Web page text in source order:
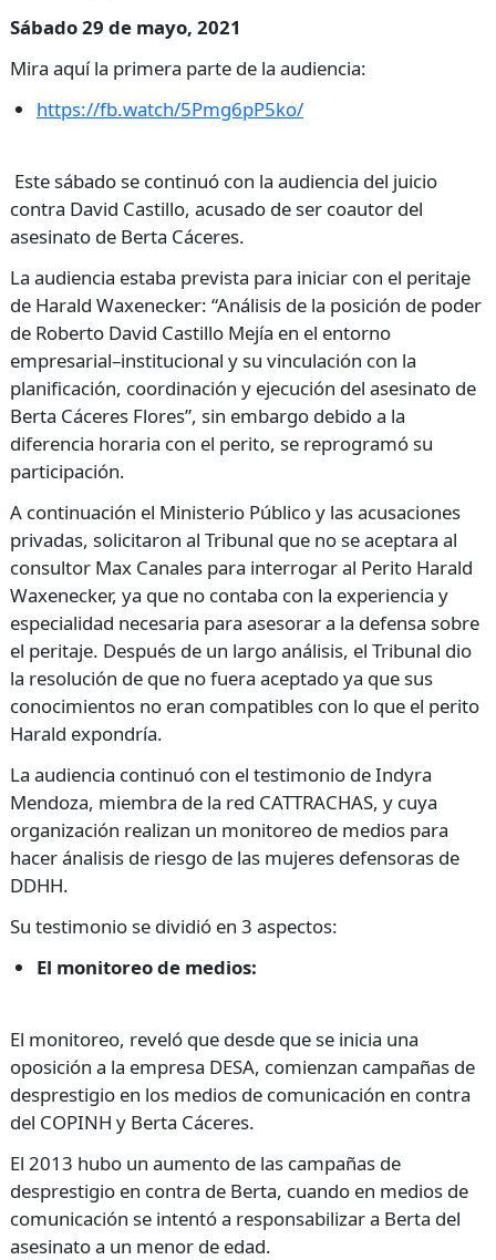
Sábado 29 de mayo, 2021
Mira aquí la primera parte de la audiencia:
https://fb.watch/5Pmg6pP5ko/
Este sábado se continuó con la audiencia del juicio
contra David Castillo, acusado de ser coautor del
asesinato de Berta Cáceres.
La audiencia estaba prevista para iniciar con el peritaje
de Harald Waxenecker: “Análisis de la posición de poder
de Roberto David Castillo Mejía en el entorno
empresarial–institucional y su vinculación con la
planificación, coordinación y ejecución del asesinato de
Berta Cáceres Flores”, sin embargo debido a la
diferencia horaria con el perito, se reprogramó su
participación.
A continuación el Ministerio Público y las acusaciones
privadas, solicitaron al Tribunal que no se aceptara al
consultor Max Canales para interrogar al Perito Harald
Waxenecker, ya que no contaba con la experiencia y
especialidad necesaria para asesorar a la defensa sobre
el peritaje. Después de un largo análisis, el Tribunal dio
la resolución de que no fuera aceptado ya que sus
conocimientos no eran compatibles con lo que el perito
Harald expondría.
La audiencia continuó con el testimonio de Indyra
Mendoza, miembra de la red CATTRACHAS, y cuya
organización realizan un monitoreo de medios para
hacer ánalisis de riesgo de las mujeres defensoras de
DDHH.
Su testimonio se dividió en 3 aspectos:
El monitoreo de medios:
El monitoreo, reveló que desde que se inicia una
oposición a la empresa DESA, comienzan campañas de
desprestigio en los medios de comunicación en contra
del COPINH y Berta Cáceres.
El 2013 hubo un aumento de las campañas de
desprestigio en contra de Berta, cuando en medios de
comunicación se intentó a responsabilizar a Berta del
asesinato a un menor de edad.